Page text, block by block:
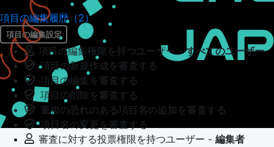
項目の編集履歴（2）
項目の編集設定
項目の編集権限を持つユーザー -すべてのユーザー
項目の新規作成を審査する
項目の編集を審査する
項目の削除を審査する
重複の恐れのある項目名の追加を審査する
項目名の変更を審査する
審査に対する投票権限を持つユーザー - 編集者